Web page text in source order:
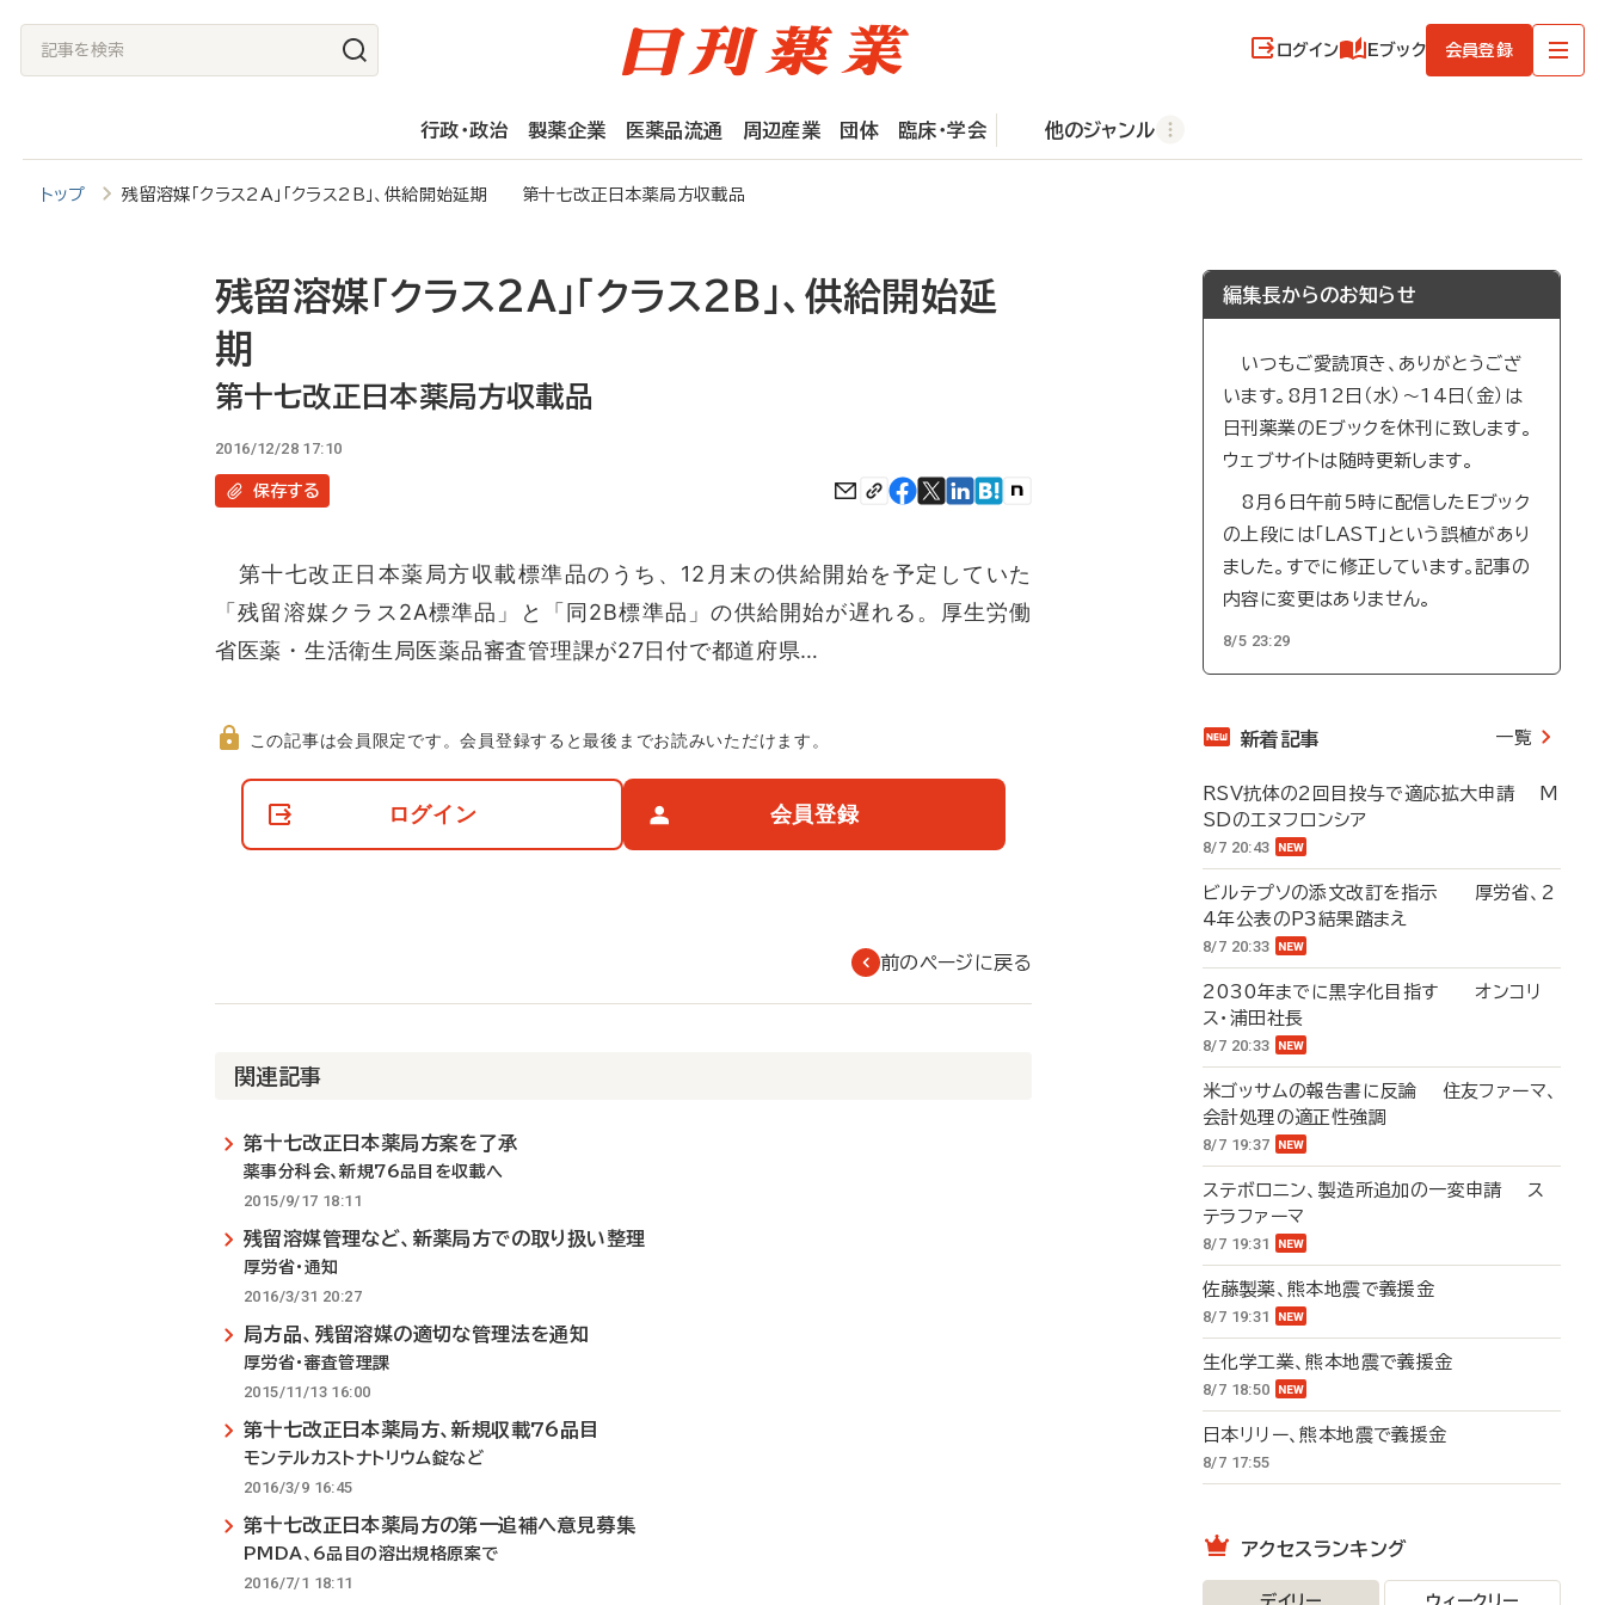
記
事
検
ログイン Eブック 会員登録
行政・政治 製薬企業 医薬品流通 周辺産業 団体 臨床・学会 他のジャンル
トップ 残留溶媒「クラス2A」「クラス2B」、供給開始延期 第十七改正日本薬局方収載品
残留溶媒「クラス2A」「クラス2B」、供給開始延
期
第十七改正日本薬局方収載品
2016/12/28 17:10
保存する
第十七改正日本薬局方収載標準品のうち、12月末の供給開始を予定していた
「残留溶媒クラス2A標準品」と「同2B標準品」の供給開始が遅れる。厚生労働
省医薬・生活衛生局医薬品審査管理課が27日付で都道府県…
て
この記事は会員限定です。会員登録すると最後までお読みいただけます。
ログイン 会員登録
前のページに戻る
関連記事
第十七改正日本薬局方案を了承
薬事分科会、新規76品目を収載へ
2015/9/17 18:11
残留溶媒管理など、新薬局方での取り扱い整理
厚労省・通知
2016/3/31 20:27
局方品、残留溶媒の適切な管理法を通知
厚労省・審査管理課
2015/11/13 16:00
第十七改正日本薬局方、新規収載76品目
モンテルカストナトリウム錠など
2016/3/9 16:45
第十七改正日本薬局方の第一追補へ意見募集
PMDA、6品目の溶出規格原案で
2016/7/1 18:11
編集長からのお知らせ
いつもご愛読頂き、ありがとうござ
います。8月12日（水）～14日（金）は
日刊薬業のEブックを休刊に致します。
ウェブサイトは随時更新します。
8月6日午前5時に配信したEブック
の上段には「LAST」という誤植があり
ました。すでに修正しています。記事の
内容に変更はありません。
8/5 23:29
新着記事 一覧
RSV抗体の2回目投与で適応拡大申請 M
SDのエヌフロンシア
8/7 20:43
ビルテプソの添文改訂を指示 厚労省、2
4年公表のP3結果踏まえ
8/7 20:33
2030年までに黒字化目指す オンコリ
ス・浦田社長
8/7 20:33
米ゴッサムの報告書に反論 住友ファーマ、
会計処理の適正性強調
8/7 19:37
ステボロニン、製造所追加の一変申請 ス
テラファーマ
8/7 19:31
佐藤製薬、熊本地震で義援金
8/7 19:31
生化学工業、熊本地震で義援金
8/7 18:50
日本リリー、熊本地震で義援金
8/7 17:55
アクセスランキング
デイリー ウィークリー